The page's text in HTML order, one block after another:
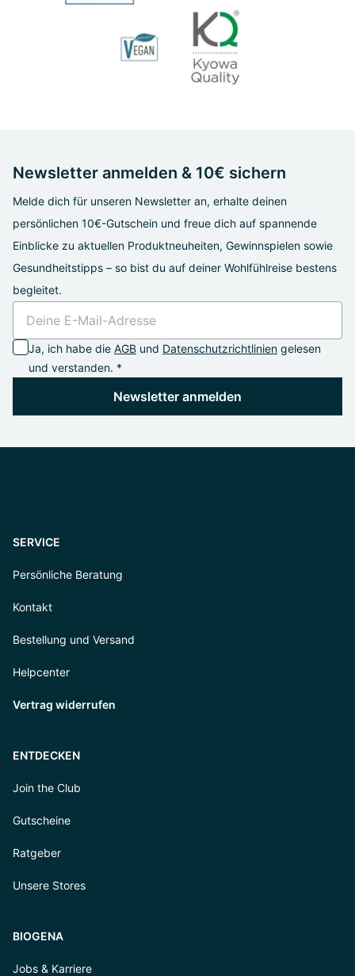
Newsletter anmelden & 10€ sichern
Melde dich für unseren Newsletter an, erhalte deinen
persönlichen 10€-Gutschein und freue dich auf spannende
Einblicke zu aktuellen Produktneuheiten, Gewinnspielen sowie
Gesundheitstipps – so bist du auf deiner Wohlfühlreise bestens
begleitet.
Ja, ich habe die AGB und Datenschutzrichtlinien gelesen
und verstanden. *
Newsletter anmelden
SERVICE
Persönliche Beratung
Kontakt
Bestellung und Versand
Helpcenter
Vertrag widerrufen
ENTDECKEN
Join the Club
Gutscheine
Ratgeber
Unsere Stores
BIOGENA
Jobs & Karriere